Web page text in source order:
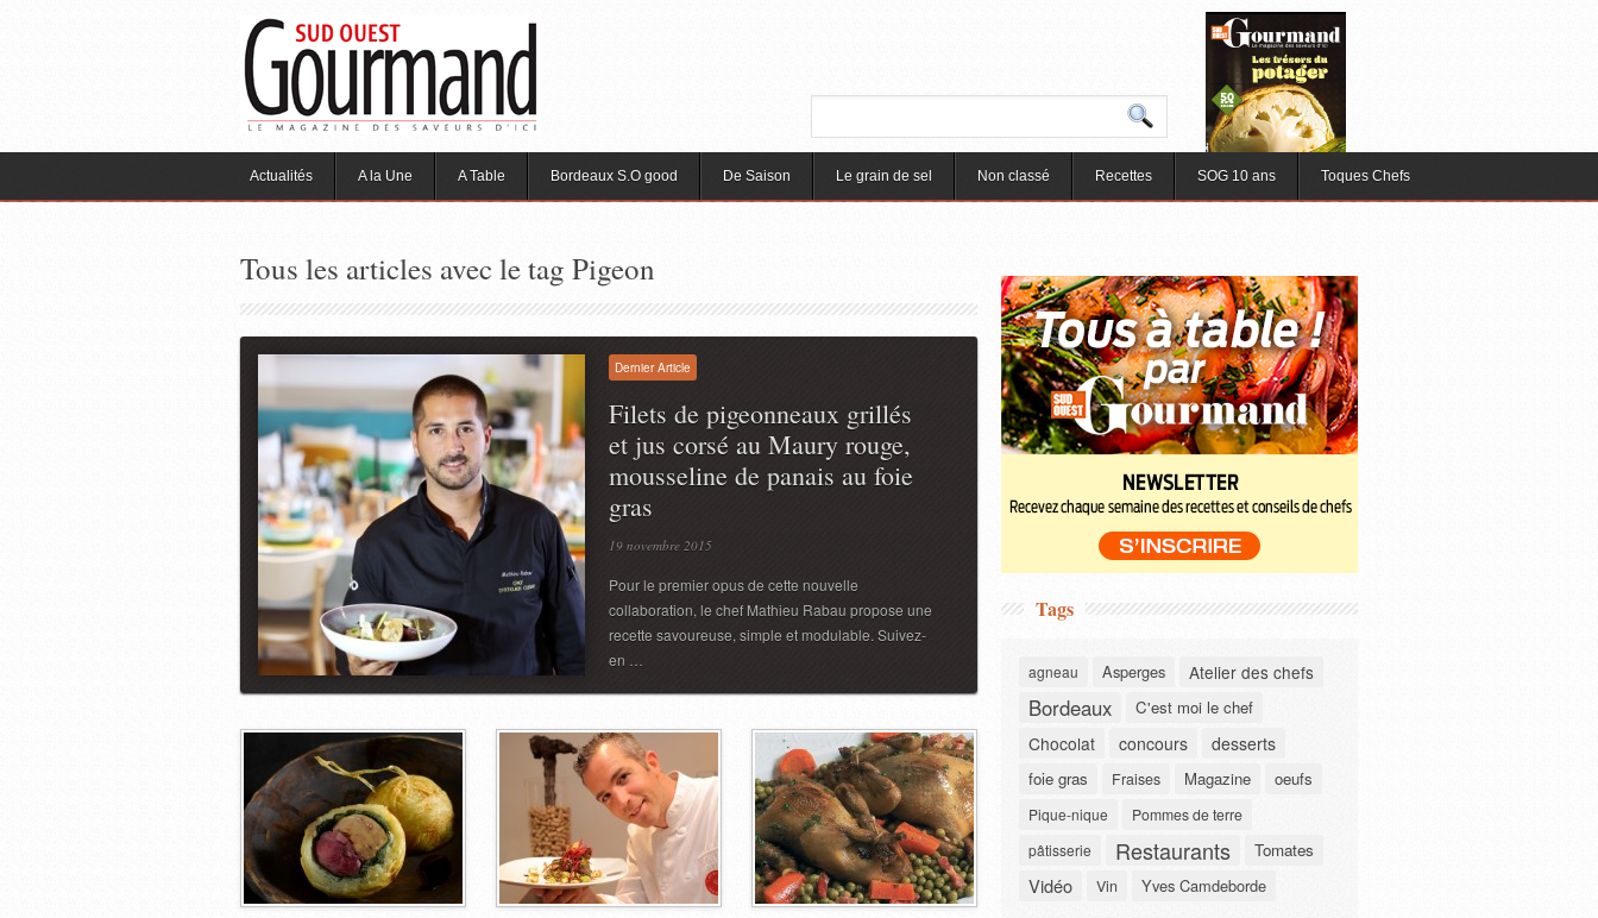
Actualités A la Une A Table Bordeaux S.O good De Saison Le grain de sel Non classé Recettes SOG 10 ans Toques Chefs
Tous les articles avec le tag Pigeon
Dernier Article
Filets de pigeonneaux grillés
et jus corsé au Maury rouge,
mousseline de panais au foie
gras
19 novembre 2015
Pour le premier opus de cette nouvelle
collaboration, le chef Mathieu Rabau propose une
recette savoureuse, simple et modulable. Suivez-
en …
Tags
agneau Asperges Atelier des chefs
Bordeaux C'est moi le chef
Chocolat concours desserts
foie gras Fraises Magazine oeufs
Pique-nique
Pommes de terre
pâtisserie
Restaurants Tomates
Vidéo Vin Yves Camdeborde